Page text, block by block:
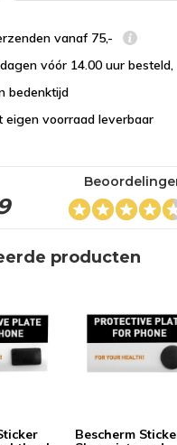
vanaf 75,-
vóór 14.00 uur
bedenktijd
eigen voorraad leverbaar
producten
Bescherm